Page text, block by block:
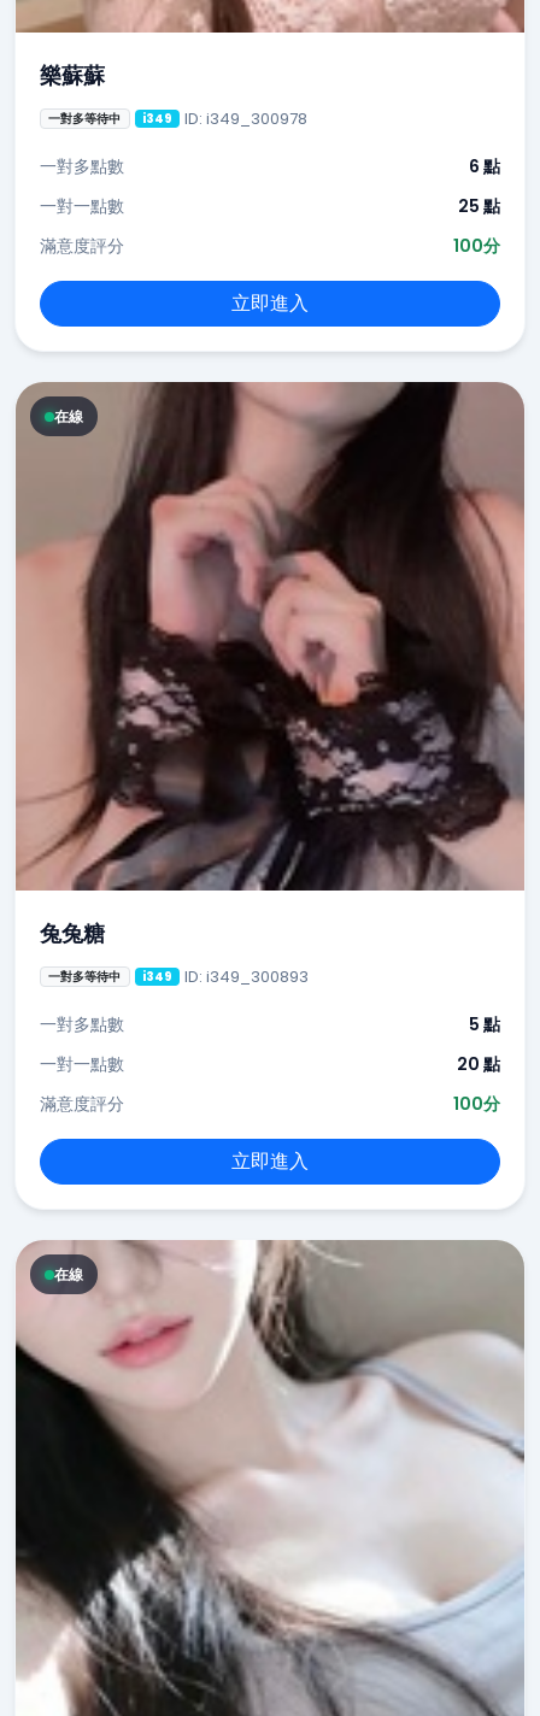
樂蘇蘇
一對多等待中 i349 ID: i349_300978
一對多點數
6 點
一對一點數
25 點
滿意度評分
100分
立即進入
在線
兔兔糖
一對多等待中 i349 ID: i349_300893
一對多點數
5 點
一對一點數
20 點
滿意度評分
100分
立即進入
在線